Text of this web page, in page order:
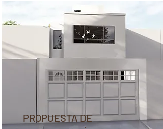
PROPUESTA DE